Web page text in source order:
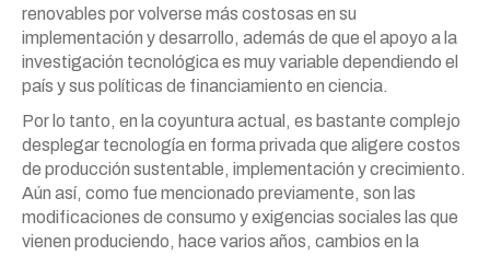
renovables por volverse más costosas en su
implementación y desarrollo, además de que el apoyo a la
investigación tecnológica es muy variable dependiendo el
país y sus políticas de financiamiento en ciencia.
Por lo tanto, en la coyuntura actual, es bastante complejo
desplegar tecnología en forma privada que aligere costos
de producción sustentable, implementación y crecimiento.
Aún así, como fue mencionado previamente, son las
modificaciones de consumo y exigencias sociales las que
vienen produciendo, hace varios años, cambios en la